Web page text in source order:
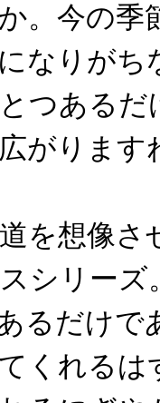
。今の季
なりがち
つある
がります
を想像さ
シリーズ
るだけで
くれる